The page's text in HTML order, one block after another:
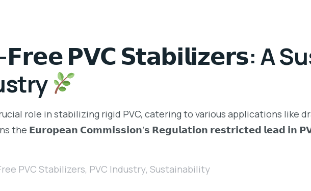
𝗣𝗩𝗖 𝗦𝘁𝗮𝗯𝗶𝗹𝗶𝘇𝗲𝗿𝘀: A
role in stabilizing rigid PVC, catering to various applications like
the 𝗘𝘂𝗿𝗼𝗽𝗲𝗮𝗻 𝗖𝗼𝗺𝗺𝗶𝘀𝘀𝗶𝗼𝗻’𝘀 𝗥𝗲𝗴𝘂𝗹𝗮𝘁𝗶𝗼𝗻 𝗿𝗲𝘀𝘁𝗿𝗶𝗰𝘁𝗲𝗱 𝗹𝗲𝗮𝗱 𝗶𝗻
PVC Stabilizers, PVC Industry, Sustainability